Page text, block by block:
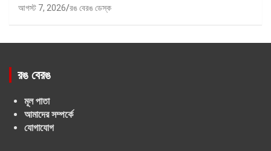
আগস্ট 7, 2026 রঙ বেরঙ ডেস্ক
রঙ বেরঙ
মূল পাতা
আমাদের সম্পর্কে
যোগাযোগ